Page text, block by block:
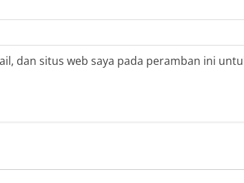
dan situs web saya pada peramban ini